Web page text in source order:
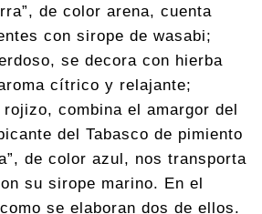
de color arena, cuenta
con sirope de wasabi;
se decora con hierba
cítrico y relajante;
rojizo, combina el amargor del
del Tabasco de pimiento
de color azul, nos transporta
su sirope marino. En el
se elaboran dos de ellos.